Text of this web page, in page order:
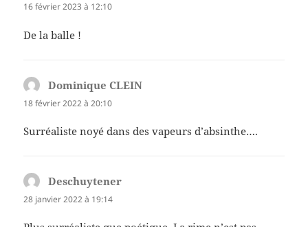
16 février 2023 à 12:10
De la balle !
Dominique CLEIN
18 février 2022 à 20:10
Surréaliste noyé dans des vapeurs d’absinthe….
Deschuytener
28 janvier 2022 à 19:14